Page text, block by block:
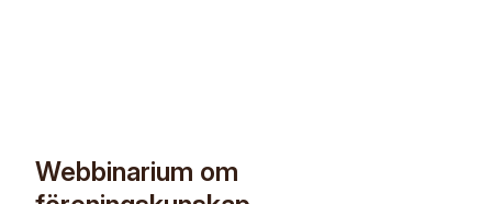
Webbinarium om